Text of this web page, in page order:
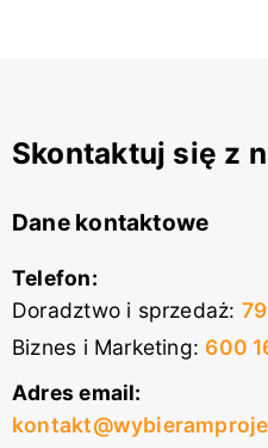
Skontaktuj się z
Dane kontaktowe
Telefon:
Doradztwo i sprzedaż:
Biznes i Marketing: 600
Adres email: